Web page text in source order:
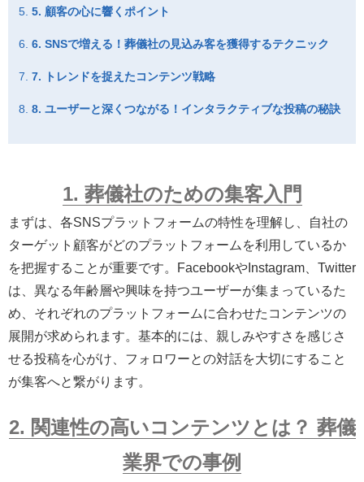
5. 顧客の心に響くポイント
6. SNSで増える！葬儀社の見込み客を獲得するテクニック
7. トレンドを捉えたコンテンツ戦略
8. ユーザーと深くつながる！インタラクティブな投稿の秘訣
1. 葬儀社のための集客入門
まずは、各SNSプラットフォームの特性を理解し、自社の
ターゲット顧客がどのプラットフォームを利用しているか
を把握することが重要です。FacebookやInstagram、Twitter
は、異なる年齢層や興味を持つユーザーが集まっているた
め、それぞれのプラットフォームに合わせたコンテンツの
展開が求められます。基本的には、親しみやすさを感じさ
せる投稿を心がけ、フォロワーとの対話を大切にすること
が集客へと繋がります。
2. 関連性の高いコンテンツとは？ 葬儀
業界での事例